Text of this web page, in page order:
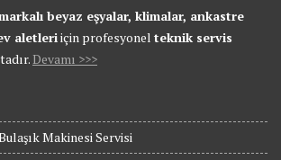
beyaz eşyalar, klimalar, ankastre
aletleriiçin profesyonel teknik servis
Devamı >>>
Makinesi Servisi